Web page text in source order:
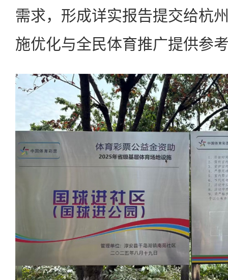
需求，形成详实报告提交给杭
施优化与全民体育推广提供参